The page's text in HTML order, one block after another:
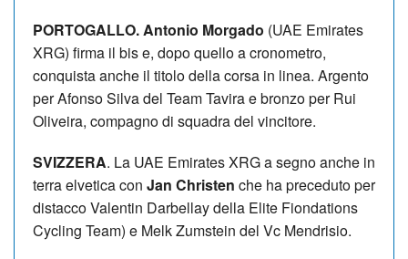
PORTOGALLO. Antonio Morgado (UAE Emirates
XRG) firma il bis e, dopo quello a cronometro,
conquista anche il titolo della corsa in linea. Argento
per Afonso Silva del Team Tavira e bronzo per Rui
Oliveira, compagno di squadra del vincitore.
SVIZZERA. La UAE Emirates XRG a segno anche in
terra elvetica con Jan Christen che ha preceduto per
distacco Valentin Darbellay della Elite Fiondations
Cycling Team) e Melk Zumstein del Vc Mendrisio.